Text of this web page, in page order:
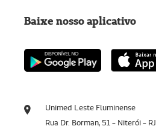
Unimed Leste Fluminense
Rua Dr. Borman, 51 - Niterói - RJ
Baixe nosso aplicativo